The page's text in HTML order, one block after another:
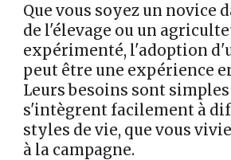
Que vous soyez un novice
de l'élevage ou un
expérimenté, l'adoption
peut être une expérience
Leurs besoins sont
s'intègrent facilement à
styles de vie, que vous
à la campagne.